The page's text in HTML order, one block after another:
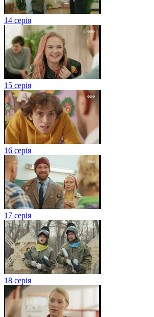
14 серія
15 серія
16 серія
17 серія
18 серія